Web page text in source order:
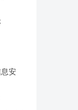
安